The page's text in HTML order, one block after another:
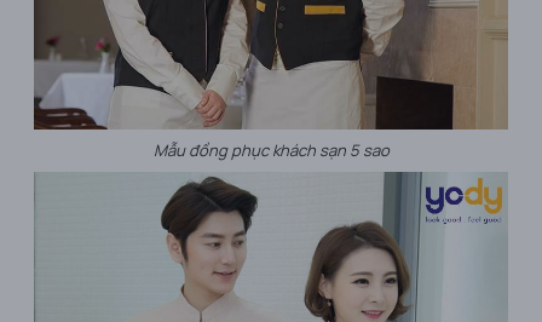
Mẫu đồng phục khách sạn 5 sao